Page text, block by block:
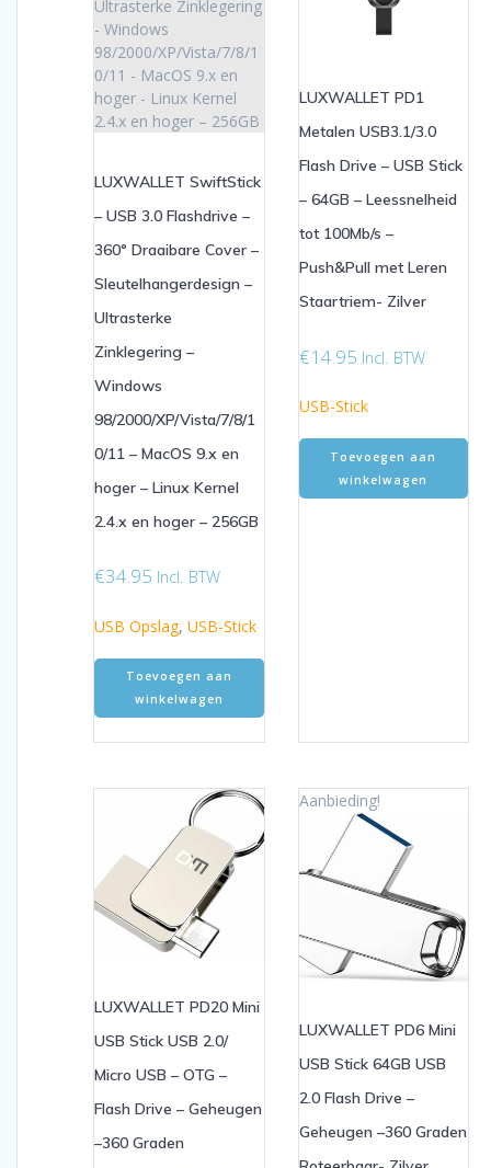
LUXWALLET SwiftStick
– USB 3.0 Flashdrive –
360° Draaibare Cover –
Sleutelhangerdesign –
Ultrasterke
Zinklegering –
Windows
98/2000/XP/Vista/7/8/1
0/11 – MacOS 9.x en
hoger – Linux Kernel
2.4.x en hoger – 256GB
€34.95 Incl. BTW
USB Opslag, USB-Stick
Toevoegen aan
winkelwagen
LUXWALLET PD1
Metalen USB3.1/3.0
Flash Drive – USB Stick
– 64GB – Leessnelheid
tot 100Mb/s –
Push&Pull met Leren
Staartriem- Zilver
€14.95 Incl. BTW
USB-Stick
Toevoegen aan
winkelwagen
LUXWALLET PD20 Mini
USB Stick USB 2.0/
Micro USB – OTG –
Flash Drive – Geheugen
–360 Graden
Aanbieding!
LUXWALLET PD6 Mini
USB Stick 64GB USB
2.0 Flash Drive –
Geheugen –360 Graden